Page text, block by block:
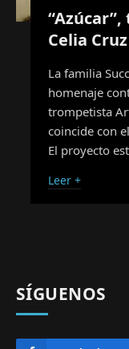
Celia Cruz
La familia
homenaje
trompetista
coincide con
El proyecto
Leer +
SÍGUENOS